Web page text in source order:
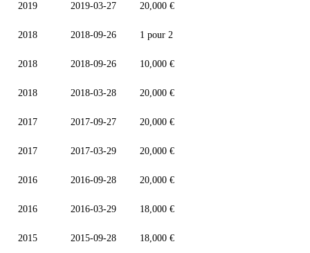
2019 2019-03-27 20,000 €
2018 2018-09-26 1 pour 2
2018 2018-09-26 10,000 €
2018 2018-03-28 20,000 €
2017 2017-09-27 20,000 €
2017 2017-03-29 20,000 €
2016 2016-09-28 20,000 €
2016 2016-03-29 18,000 €
2015 2015-09-28 18,000 €